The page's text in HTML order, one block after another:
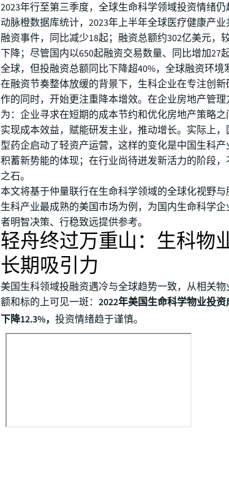
2023年行至第三季度，全球生命科学领域投资情绪
动脉橙数据库统计，2023年上半年全球医疗健康产业
融资事件，同比减少18起；融资总额约302亿美元，
下降；尽管国内以650起融资交易数量、同比增加27
全球，但投融资总额同比下降超40%，全球融资环境
在融资节奏整体放缓的背景下，生科企业在专注创
作的同时，开始更注重降本增效。在企业房地产管
为：企业寻求在短期的成本节约和优化房地产策略
实现成本效益，赋能研发主业，推动增长。实际上
型药企启动了轻资产运营，这样的变化是中国生科
积蓄新势能的体现；在行业尚待迸发新活力的阶段
之石。
本文将基于仲量联行在生命科学领域的全球化视野
生科产业最成熟的美国市场为例，为国内生命科学
者明智决策、行稳致远提供参考。
轻舟终过万重山：生科物
长期吸引力
美国生科领域投融资遇冷与全球趋势一致，从相关
额和标的上可见一斑：2022年美国生命科学物业投
下降12.3%，投资情绪趋于谨慎。